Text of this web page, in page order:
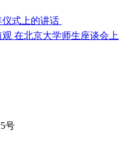
式上的讲话
在北京大学师生座谈会
号